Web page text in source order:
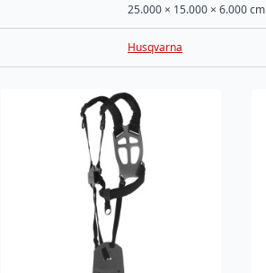
25.000 × 15.000 × 6.000 cm
Husqvarna